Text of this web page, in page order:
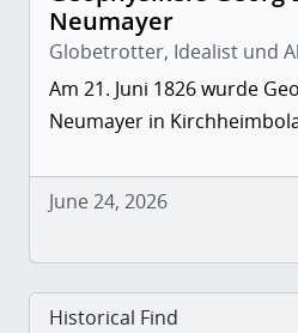
Neumayer
Globetrotter, Idealist und
Am 21. Juni 1826 wurde
Neumayer in
June 24, 2026
Historical Find